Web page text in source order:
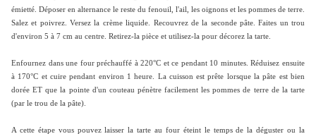
émietté. Déposer en alternance le reste du fenouil, l'ail, les oignons et les pommes de terre.
Salez et poivrez. Versez la crème liquide. Recouvrez de la seconde pâte. Faites un trou
d'environ 5 à 7 cm au centre. Retirez-la pièce et utilisez-la pour décorez la tarte.
Enfournez dans une four préchauffé à 220°C et ce pendant 10 minutes. Réduisez ensuite
à 170°C et cuire pendant environ 1 heure. La cuisson est prête lorsque la pâte est bien
dorée ET que la pointe d'un couteau pénètre facilement les pommes de terre de la tarte
(par le trou de la pâte).
A cette étape vous pouvez laisser la tarte au four éteint le temps de la déguster ou la